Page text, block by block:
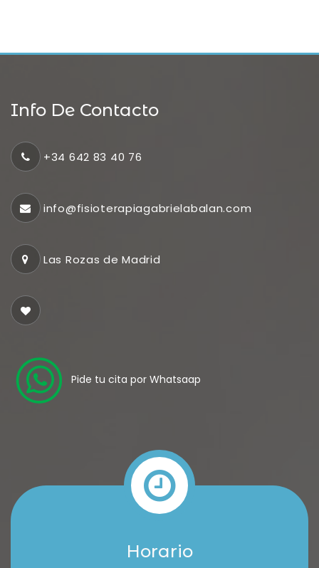
Info De Contacto
+34 642 83 40 76
info@fisioterapiagabrielabalan.com
Las Rozas de Madrid
Pide tu cita por Whatsaap
Horario